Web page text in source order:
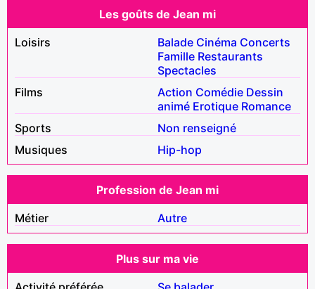
Les goûts de Jean mi
Loisirs
Balade Cinéma Concerts
Famille Restaurants
Spectacles
Films
Action Comédie Dessin
animé Erotique Romance
Sports
Non renseigné
Musiques
Hip-hop
Profession de Jean mi
Métier
Autre
Plus sur ma vie